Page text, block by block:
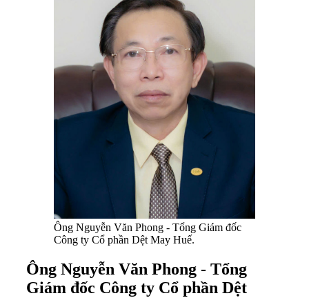
Ông Nguyễn Văn Phong - Tổng Giám đốc
Công ty Cổ phần Dệt May Huế.
Ông Nguyễn Văn Phong - Tổng
Giám đốc Công ty Cổ phần Dệt